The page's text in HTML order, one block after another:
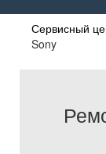
Сервисный
Sony